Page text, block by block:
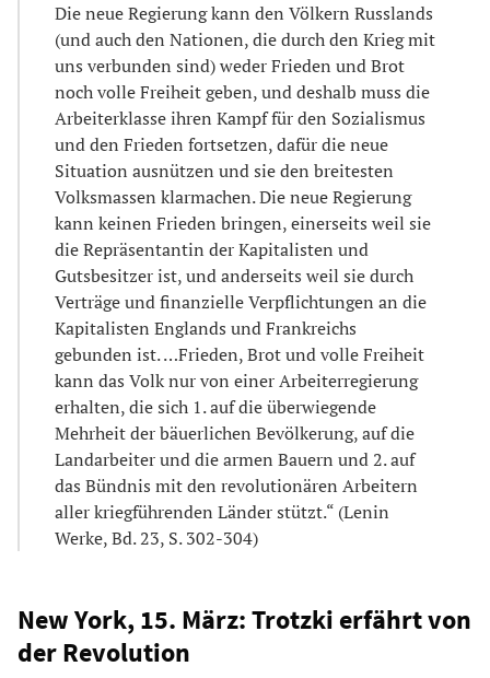
Die neue Regierung kann den Völkern Russlands
(und auch den Nationen, die durch den Krieg mit
uns verbunden sind) weder Frieden und Brot
noch volle Freiheit geben, und deshalb muss die
Arbeiterklasse ihren Kampf für den Sozialismus
und den Frieden fortsetzen, dafür die neue
Situation ausnützen und sie den breitesten
Volksmassen klarmachen. Die neue Regierung
kann keinen Frieden bringen, einerseits weil sie
die Repräsentantin der Kapitalisten und
Gutsbesitzer ist, und anderseits weil sie durch
Verträge und finanzielle Verpflichtungen an die
Kapitalisten Englands und Frankreichs
gebunden ist. …Frieden, Brot und volle Freiheit
kann das Volk nur von einer Arbeiterregierung
erhalten, die sich 1. auf die überwiegende
Mehrheit der bäuerlichen Bevölkerung, auf die
Landarbeiter und die armen Bauern und 2. auf
das Bündnis mit den revolutionären Arbeitern
aller kriegführenden Länder stützt.“ (Lenin
Werke, Bd. 23, S. 302-304)
New York, 15. März: Trotzki erfährt von
der Revolution